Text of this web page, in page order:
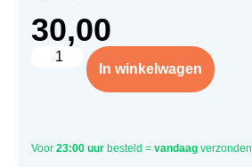
30,00
In winkelwagen
Voor 23:00 uur besteld = vandaag verzonden